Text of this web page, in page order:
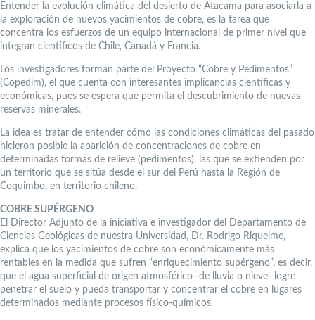
Entender la evolución climática del desierto de Atacama para asociarla a
la exploración de nuevos yacimientos de cobre, es la tarea que
concentra los esfuerzos de un equipo internacional de primer nivel que
integran científicos de Chile, Canadá y Francia.
Los investigadores forman parte del Proyecto “Cobre y Pedimentos”
(Copedim), el que cuenta con interesantes implicancias científicas y
económicas, pues se espera que permita el descubrimiento de nuevas
reservas minerales.
La idea es tratar de entender cómo las condiciones climáticas del pasado
hicieron posible la aparición de concentraciones de cobre en
determinadas formas de relieve (pedimentos), las que se extienden por
un territorio que se sitúa desde el sur del Perú hasta la Región de
Coquimbo, en territorio chileno.
COBRE SUPÉRGENO
El Director Adjunto de la iniciativa e investigador del Departamento de
Ciencias Geológicas de nuestra Universidad, Dr. Rodrigo Riquelme,
explica que los yacimientos de cobre son económicamente más
rentables en la medida que sufren “enriquecimiento supérgeno”, es decir,
que el agua superficial de origen atmosférico -de lluvia o nieve- logre
penetrar el suelo y pueda transportar y concentrar el cobre en lugares
determinados mediante procesos físico-químicos.